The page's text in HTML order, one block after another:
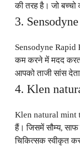
की तरह है। जो
3.
Sensodyne
कम करने में मदद
आपको ताजी सांस
4. Klen
Klen natural mint
हैं। जिसमें सौम्य,
चिकित्सक स्वीकृत